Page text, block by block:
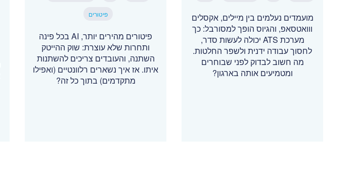
מועמדים נעלמים בין מיילים, אקסלים
ווואטסאפ, והגיוס הופך למסורבל: כך
מערכת ATS יכולה לעשות סדר,
לחסוך עבודה ידנית ולשפר החלטות.
מה חשוב לבדוק לפני שבוחרים
ומטמיעים אותה בארגון?
פיטורים
פיטורים מהירים יותר, AI בכל פינה
ותחרות שלא עוצרת: שוק ההייטק
השתנה, והעובדים צריכים להשתנות
איתו. אז איך נשארים רלוונטיים (ואפילו
מתקדמים) בתוך כל זה?